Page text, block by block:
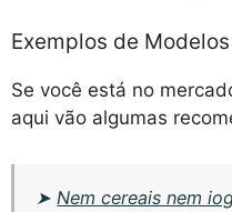
Exemplos de
Se você está no
aqui vão algumas
➤ Nem cereais nem